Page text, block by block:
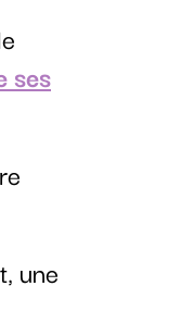
ses
une